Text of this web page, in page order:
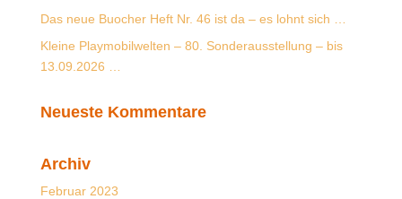
Das neue Buocher Heft Nr. 46 ist da – es lohnt sich …
Kleine Playmobilwelten – 80. Sonderausstellung – bis
13.09.2026 …
Neueste Kommentare
Archiv
Februar 2023